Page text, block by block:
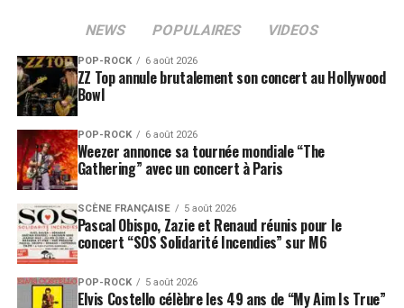
NEWS POPULAIRES VIDEOS
POP-ROCK 6 août 2026
ZZ Top annule brutalement son concert au Hollywood
Bowl
POP-ROCK 6 août 2026
Weezer annonce sa tournée mondiale “The
Gathering” avec un concert à Paris
SCÈNE FRANÇAISE 5 août 2026
Pascal Obispo, Zazie et Renaud réunis pour le
concert “SOS Solidarité Incendies” sur M6
POP-ROCK 5 août 2026
Elvis Costello célèbre les 49 ans de “My Aim Is True”